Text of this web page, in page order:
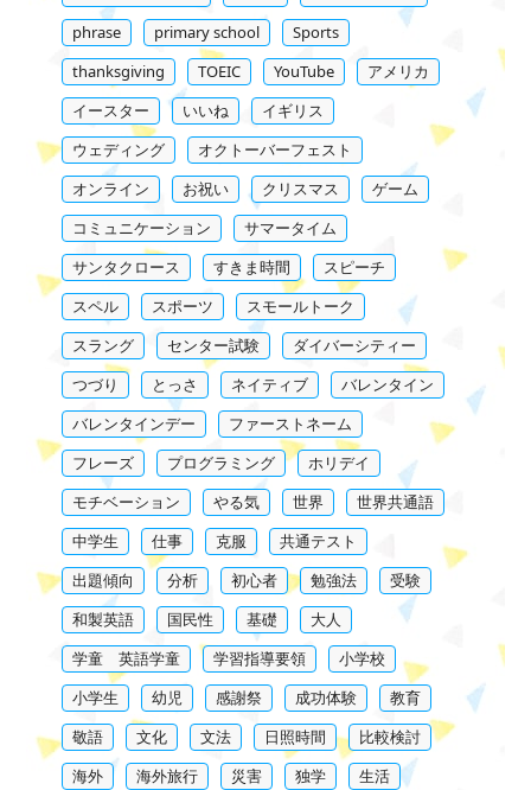
phrase
primary school
Sports
thanksgiving
TOEIC YouTube
アメリカ
イースター
いいね
イギリス
ウェディング
オクトーバーフェスト
オンライン
お祝い クリスマス
ゲーム
コミュニケーション
サマータイム
サンタクロース
すきま時間
スピーチ
スペル
スポーツ
スモールトーク
スラング
センター試験
ダイバーシティー
つづり
とっさ ネイティブ
バレンタイン
バレンタインデー
ファーストネーム
フレーズ
プログラミング
ホリデイ
モチベーション
やる気 世界
世界共通語
中学生
仕事 克服
共通テスト
出題傾向
分析 初心者 勉強法
受験
和製英語
国民性 基礎
大人
学童 英語学童
学習指導要領
小学校
小学生
幼児 感謝祭 成功体験
教育
敬語
文化 文法 日照時間
比較検討
海外
海外旅行 災害 独学
生活